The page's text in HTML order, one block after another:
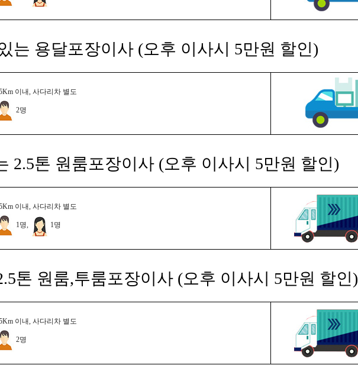
는 용달포장이사 (오후 이사시 5만원 할인)
이내, 사다리차 별도
2명
2.5톤 원룸포장이사 (오후 이사시 5만원 할인)
이내, 사다리차 별도
1명, 1명
톤 원룸,투룸포장이사 (오후 이사시 5만원 할인)
이내, 사다리차 별도
2명